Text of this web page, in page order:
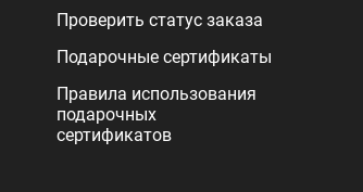
Проверить статус заказа
Подарочные сертификаты
Правила использования
подарочных
сертификатов